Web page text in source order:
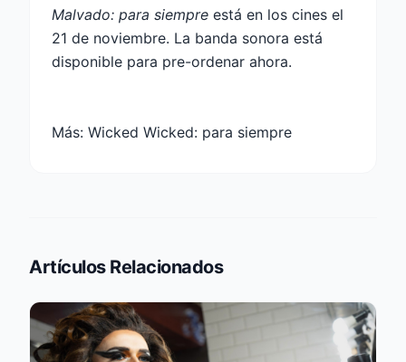
Malvado: para siempre está en los cines el
21 de noviembre. La banda sonora está
disponible para pre-ordenar ahora.
Más: Wicked Wicked: para siempre
Artículos Relacionados